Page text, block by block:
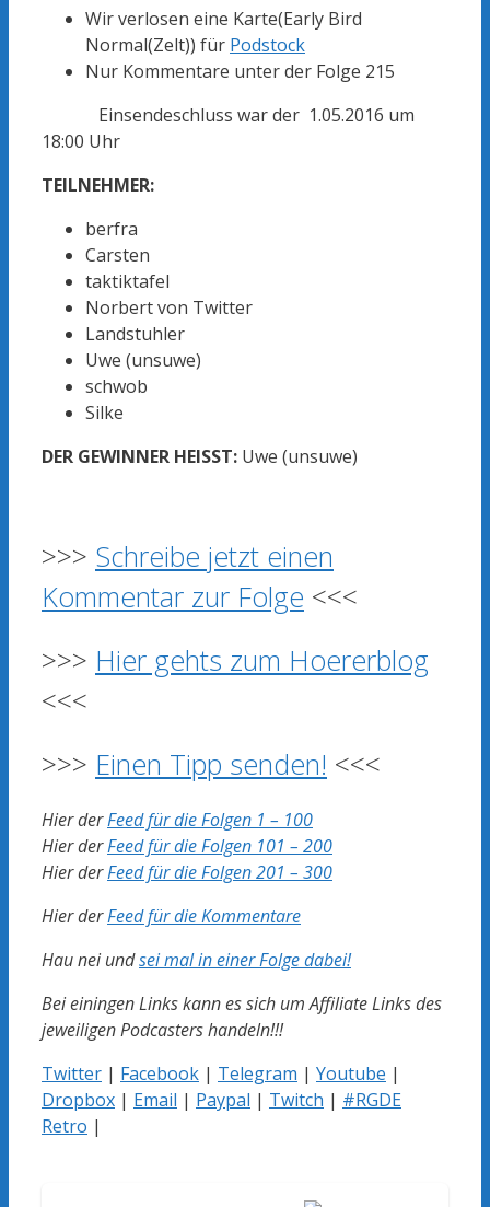
Wir verlosen eine Karte(Early Bird
Normal(Zelt)) für Podstock
Nur Kommentare unter der Folge 215
Einsendeschluss war der 1.05.2016 um
18:00 Uhr
TEILNEHMER:
berfra
Carsten
taktiktafel
Norbert von Twitter
Landstuhler
Uwe (unsuwe)
schwob
Silke
DER GEWINNER HEISST: Uwe (unsuwe)
>>> Schreibe jetzt einen
Kommentar zur Folge <<<
>>> Hier gehts zum Hoererblog
<<<
>>> Einen Tipp senden! <<<
Hier derFeed für die Folgen 1 – 100
Hier derFeed für die Folgen 101 – 200
Hier derFeed für die Folgen 201 – 300
Hier derFeed für die Kommentare
Hau nei undsei mal in einer Folge dabei!
Bei einingen Links kann es sich um Affiliate Links des
jeweiligen Podcasters handeln!!!
Twitter | Facebook | Telegram | Youtube |
Dropbox | Email | Paypal | Twitch | #RGDE
Retro |